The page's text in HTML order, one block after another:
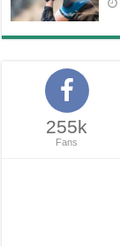
255k
Fans